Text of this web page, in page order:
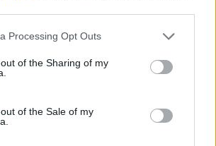
Processing Opt Outs
of the Sharing of my
of the Sale of my
Έκανε
του μαζί με τα
Η πιο
στη Λίλα